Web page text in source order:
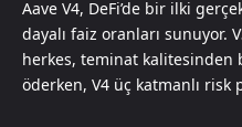
Aave V4, DeFi’de bir ilki
dayalı faiz oranları sunuyor.
herkes, teminat kalitesinden
öderken, V4 üç katmanlı